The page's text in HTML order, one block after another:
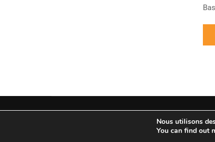
Copyright © Agence spatiale européenne. Tous
Nous utilisons
You can find out